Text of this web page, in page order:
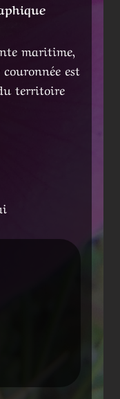
maritime,
couronnée est
territoire